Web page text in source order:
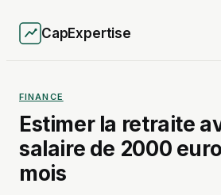
CapExpertise
FINANCE
Estimer la retraite
salaire de 2000
mois